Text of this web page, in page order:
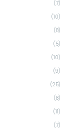
(7)
(10)
(8)
(5)
(10)
(9)
(25)
(8)
(11)
(7)